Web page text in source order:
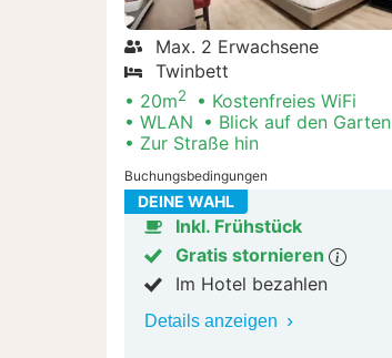
Max. 2 Erwachsene
Twinbett
20m2
Kostenfreies WiFi
WLAN
Blick auf den Garten
Zur Straße hin
Buchungsbedingungen
DEINE WAHL
Inkl. Frühstück
Gratis stornieren
Im Hotel bezahlen
Details anzeigen